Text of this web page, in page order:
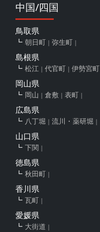
中国/四国
鳥取県
朝日町 弥生町
島根県
松江 代官町 伊勢宮町
岡山県
岡山 倉敷 表町
広島県
八丁堀 流川・薬研堀
山口県
下関
徳島県
秋田町
香川県
瓦町
愛媛県
大街道